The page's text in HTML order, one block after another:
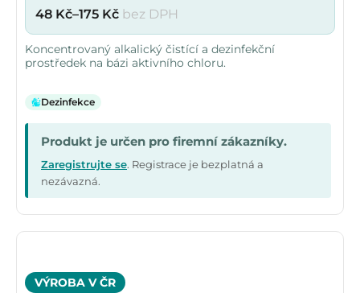
48 Kč–175 Kč bez DPH
Koncentrovaný alkalický čistící a dezinfekční
prostředek na bázi aktivního chloru.
Dezinfekce
Produkt je určen pro firemní zákazníky.
Zaregistrujte se. Registrace je bezplatná a
nezávazná.
VÝROBA V ČR